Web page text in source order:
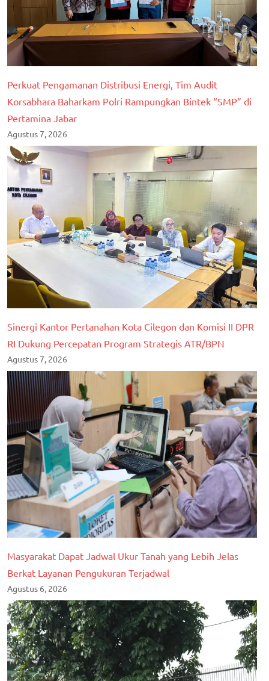
Perkuat Pengamanan Distribusi Energi, Tim Audit
Korsabhara Baharkam Polri Rampungkan Bintek “SMP” di
Pertamina Jabar
Agustus 7, 2026
Sinergi Kantor Pertanahan Kota Cilegon dan Komisi II DPR
RI Dukung Percepatan Program Strategis ATR/BPN
Agustus 7, 2026
Masyarakat Dapat Jadwal Ukur Tanah yang Lebih Jelas
Berkat Layanan Pengukuran Terjadwal
Agustus 6, 2026